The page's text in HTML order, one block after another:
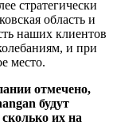
стратегически
область и
наших клиентов
и при
место.
отмечено,
будут
их на